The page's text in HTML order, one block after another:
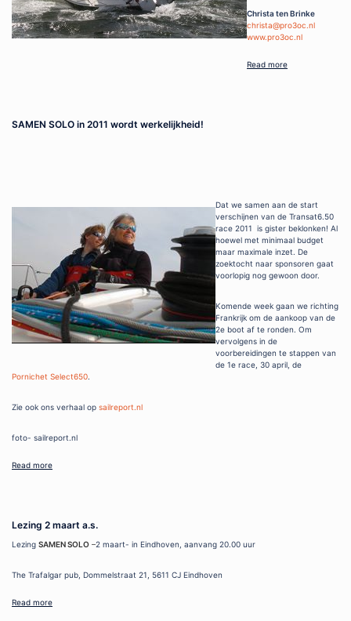
Christa ten Brinke
christa@pro3oc.nl
www.pro3oc.nl
Read more
SAMEN SOLO in 2011 wordt werkelijkheid!
Dat we samen aan de start
verschijnen van de Transat6.50
race 2011 is gister beklonken! Al
hoewel met minimaal budget
maar maximale inzet. De
zoektocht naar sponsoren gaat
voorlopig nog gewoon door.
Komende week gaan we richting
Frankrijk om de aankoop van de
2e boot af te ronden. Om
vervolgens in de
voorbereidingen te stappen van
de 1e race, 30 april, de
Pornichet Select650.
Zie ook ons verhaal op sailreport.nl
foto- sailreport.nl
Read more
Lezing 2 maart a.s.
Lezing SAMEN SOLO –2 maart- in Eindhoven, aanvang 20.00 uur
The Trafalgar pub, Dommelstraat 21, 5611 CJ Eindhoven
Read more